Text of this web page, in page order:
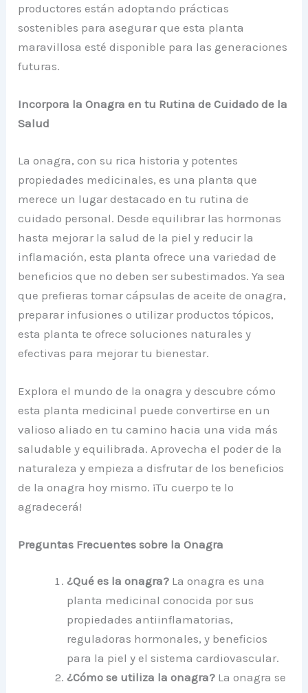
productores están adoptando prácticas
sostenibles para asegurar que esta planta
maravillosa esté disponible para las generaciones
futuras.
Incorpora la Onagra en tu Rutina de Cuidado de la
Salud
La onagra, con su rica historia y potentes
propiedades medicinales, es una planta que
merece un lugar destacado en tu rutina de
cuidado personal. Desde equilibrar las hormonas
hasta mejorar la salud de la piel y reducir la
inflamación, esta planta ofrece una variedad de
beneficios que no deben ser subestimados. Ya sea
que prefieras tomar cápsulas de aceite de onagra,
preparar infusiones o utilizar productos tópicos,
esta planta te ofrece soluciones naturales y
efectivas para mejorar tu bienestar.
Explora el mundo de la onagra y descubre cómo
esta planta medicinal puede convertirse en un
valioso aliado en tu camino hacia una vida más
saludable y equilibrada. Aprovecha el poder de la
naturaleza y empieza a disfrutar de los beneficios
de la onagra hoy mismo. ¡Tu cuerpo te lo
agradecerá!
Preguntas Frecuentes sobre la Onagra
¿Qué es la onagra? La onagra es una
planta medicinal conocida por sus
propiedades antiinflamatorias,
reguladoras hormonales, y beneficios
para la piel y el sistema cardiovascular.
¿Cómo se utiliza la onagra? La onagra se